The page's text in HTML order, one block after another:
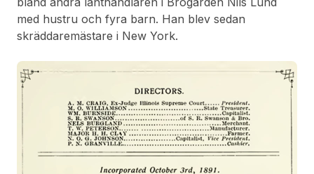
med hustru och fyra barn. Han blev sedan
skräddaremästare i New York.